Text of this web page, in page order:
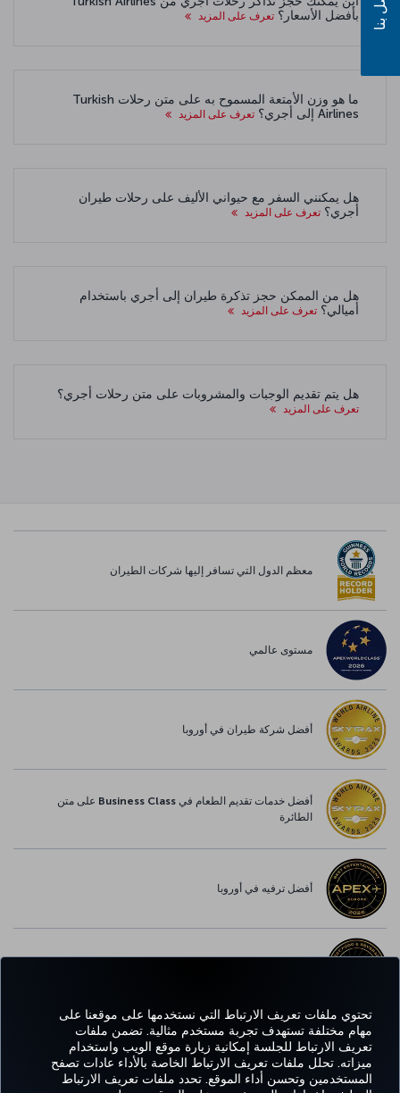
تحتوي ملفات تعريف الارتباط التي نستخدمها على موقعنا على
مهام مختلفة تستهدف تجربة مستخدم مثالية. تضمن ملفات
تعريف الارتباط للجلسة إمكانية زيارة موقع الويب واستخدام
ميزاته. تحلل ملفات تعريف الارتباط الخاصة بالأداء عادات تصفح
المستخدمين وتحسن أداء الموقع. تحدد ملفات تعريف الارتباط
بأفضل الأسعار؟ تعرف على المزيد
ما هو وزن الأمتعة المسموح به على متن رحلات Turkish
Airlines إلى أجري؟
تعرف على المزيد
هل يمكنني السفر مع حيواني الأليف على رحلات طيران
أجري؟ تعرف على المزيد
هل من الممكن حجز تذكرة طيران إلى أجري باستخدام
أميالي؟ تعرف على المزيد
هل يتم تقديم الوجبات والمشروبات على متن رحلات أجري؟
تعرف على المزيد
معظم الدول التي تسافر إليها شركات الطيران
مستوى عالمي
أفضل شركة طيران في أوروبا
أفضل خدمات تقديم الطعام في Business Class على متن
الطائرة
أفضل ترفيه في أوروبا
Facebook
Twitter
Instagram
YouTube
LinkedIn
تيك توك
Blog
Pinterest